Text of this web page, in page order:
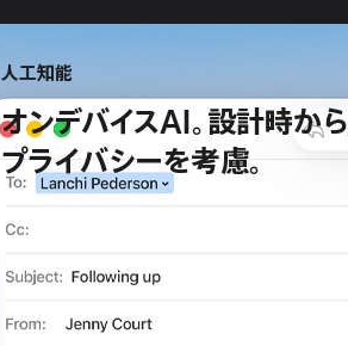
人工知能
オンデバイスAI。設計時から
プライバシーを考慮。